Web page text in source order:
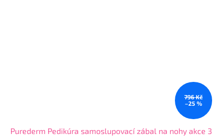
796 Kč
–25 %
Purederm Pedikúra samoslupovací zábal na nohy akce 3